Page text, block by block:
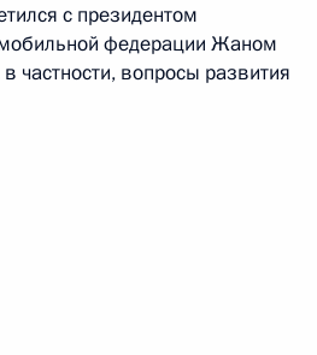
с президентом
федерации Жаном
частности, вопросы развития